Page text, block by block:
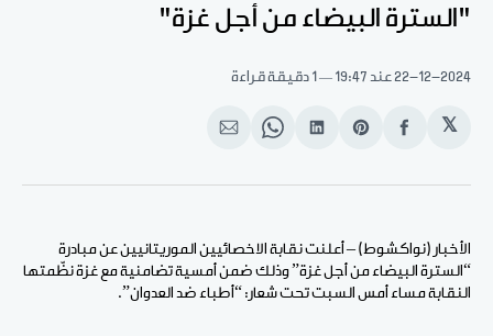
"السترة البيضاء من أجل غزة"
22-12-2024عند 19:47 1 دقيقة قراءة
𝕏
انشر
الفيسبوك
Share
Pinterest
انشر
لينكد
Share
WhatsApp
انشر
الإيميل
الأخبار (نواكشوط) – أعلنت نقابة الاخصائيين الموريتانيين عن مبادرة
“السترة البيضاء من أجل غزة” وذلك ضمن أمسية تضامنية مع غزة نظّمتها
النقابة مساء أمس السبت تحت شعار: “أطباء ضد العدوان”.